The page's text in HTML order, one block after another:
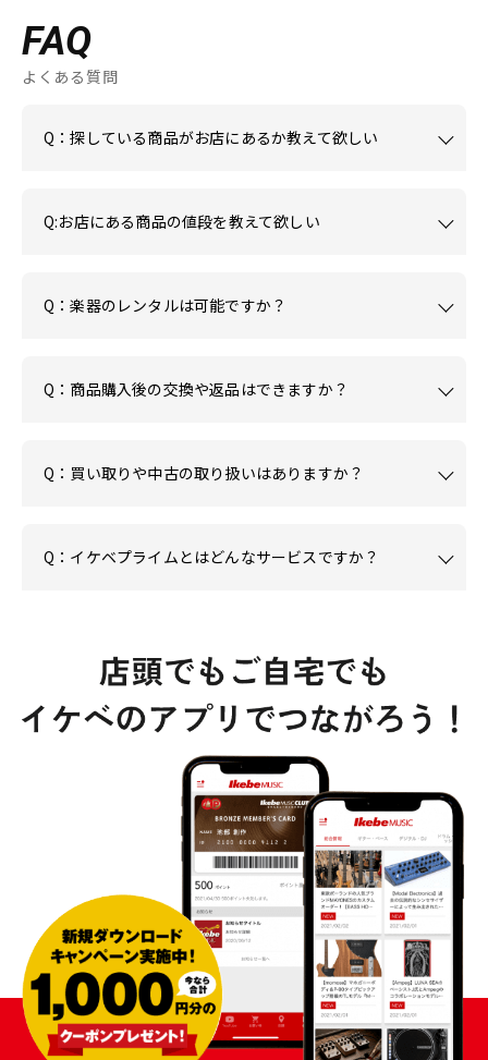
FAQ
よくある質問
Q：探している商品がお店にあるか教えて欲しい
Q:お店にある商品の値段を教えて欲しい
Q：楽器のレンタルは可能ですか？
Q：商品購入後の交換や返品はできますか？
Q：買い取りや中古の取り扱いはありますか？
Q：イケベプライムとはどんなサービスですか？